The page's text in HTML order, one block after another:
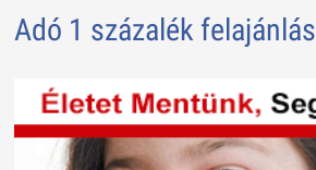
Adó 1 százalék felajánlás